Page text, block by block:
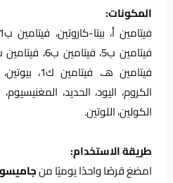
المكونات:
فيتامين هـ،
الكروم، اليود، الحديد،
الكولين، اللوتين.
طريقة الاستخدام:
امضغ قرصًا واحدًا يوميًا من